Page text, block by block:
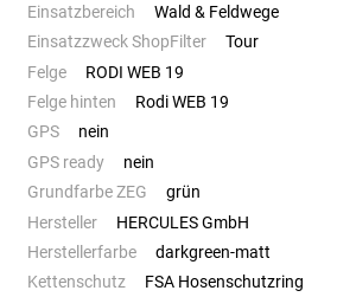
Einsatzbereich
Wald & Feldwege
Einsatzzweck ShopFilter
Tour
Felge
RODI WEB 19
Felge hinten
Rodi WEB 19
GPS
nein
GPS ready
nein
Grundfarbe ZEG
grün
Hersteller
HERCULES GmbH
Herstellerfarbe
darkgreen-matt
Kettenschutz
FSA Hosenschutzring